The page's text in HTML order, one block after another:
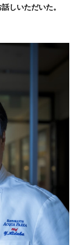
しいただいた。